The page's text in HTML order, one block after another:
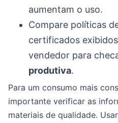
aumentam o uso.
Compare políticas
certificados
vendedor para
produtiva.
Para um consumo mais
importante verificar as
materiais de qualidade.